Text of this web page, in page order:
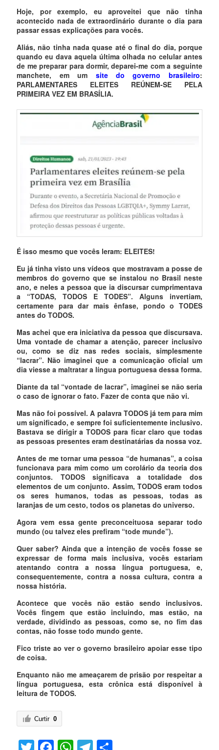
Hoje, por exemplo, eu aproveitei que não tinha
acontecido nada de extraordinário durante o dia para
passar essas explicações para vocês.
Aliás, não tinha nada quase até o final do dia, porque
quando eu dava aquela última olhada no celular antes
de me preparar para dormir, deparei-me com a seguinte
manchete, em um site do governo brasileiro:
PARLAMENTARES ELEITES REÚNEM-SE PELA
PRIMEIRA VEZ EM BRASÍLIA.
É isso mesmo que vocês leram: ELEITES!
Eu já tinha visto uns vídeos que mostravam a posse de
membros do governo que se instalou no Brasil neste
ano, e neles a pessoa que ia discursar cumprimentava
a “TODAS, TODOS E TODES”. Alguns invertiam,
certamente para dar mais ênfase, pondo o TODES
antes do TODOS.
Mas achei que era iniciativa da pessoa que discursava.
Uma vontade de chamar a atenção, parecer inclusivo
ou, como se diz nas redes sociais, simplesmente
“lacrar”. Não imaginei que a comunicação oficial um
dia viesse a maltratar a língua portuguesa dessa forma.
Diante da tal “vontade de lacrar”, imaginei se não seria
o caso de ignorar o fato. Fazer de conta que não vi.
Mas não foi possível. A palavra TODOS já tem para mim
um significado, e sempre foi suficientemente inclusivo.
Bastava se dirigir a TODOS para ficar claro que todas
as pessoas presentes eram destinatárias da nossa voz.
Antes de me tornar uma pessoa “de humanas”, a coisa
funcionava para mim como um corolário da teoria dos
conjuntos. TODOS significava a totalidade dos
elementos de um conjunto. Assim, TODOS eram todos
os seres humanos, todas as pessoas, todas as
laranjas de um cesto, todos os planetas do universo.
Agora vem essa gente preconceituosa separar todo
mundo (ou talvez eles prefiram “tode munde”).
Quer saber? Ainda que a intenção de vocês fosse se
expressar de forma mais inclusiva, vocês estariam
atentando contra a nossa língua portuguesa, e,
consequentemente, contra a nossa cultura, contra a
nossa história.
Acontece que vocês não estão sendo inclusivos.
Vocês fingem que estão incluindo, mas estão, na
verdade, dividindo as pessoas, como se, no fim das
contas, não fosse todo mundo gente.
Fico triste ao ver o governo brasileiro apoiar esse tipo
de coisa.
Enquanto não me ameaçarem de prisão por respeitar a
língua portuguesa, esta crônica está disponível à
leitura de TODOS.
Curtir 0